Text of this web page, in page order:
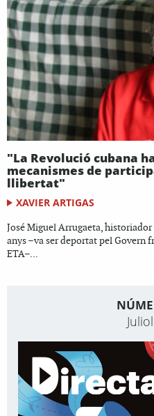
"La Revolució cubana
mecanismes de
llibertat"
XAVIER ARTIGAS
José Miguel Arrugaeta, historiador
anys –va ser deportat pel Govern
ETA–...